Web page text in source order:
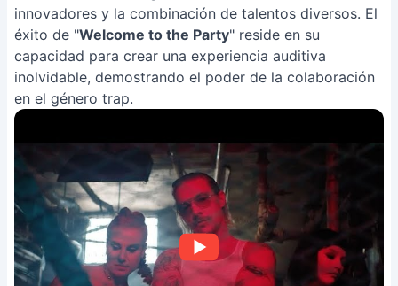
innovadores y la combinación de talentos diversos. El
éxito de "Welcome to the Party" reside en su
capacidad para crear una experiencia auditiva
inolvidable, demostrando el poder de la colaboración
en el género trap.